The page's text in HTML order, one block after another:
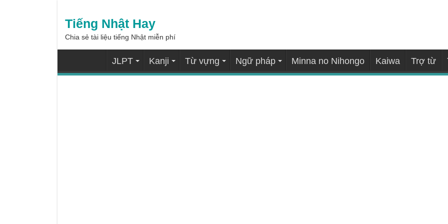
Tiếng Nhật Hay
Chia sẻ tài liệu tiếng Nhật miễn phí
JLPT Kanji Từ vựng Ngữ pháp Minna no Nihongo Kaiwa Trợ từ